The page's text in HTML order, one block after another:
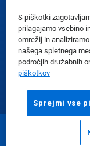
S piškotki
prilagajamo vsebino
omrežij in
našega spletnega
področjih družabnih
piškotkov
Sprejmi vse